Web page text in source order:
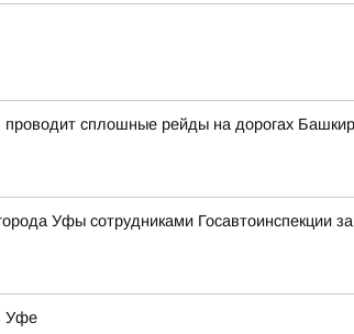
проводит сплошные рейды на дорогах
Уфы сотрудниками Госавтоинспекции
Уфе